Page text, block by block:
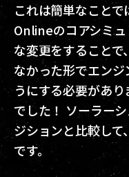
これは簡単なこと
Onlineのコアシミ
な変更をすること
なかった形でエン
うにする必要があ
でした！ ソーラー
ジションと比較し
です。